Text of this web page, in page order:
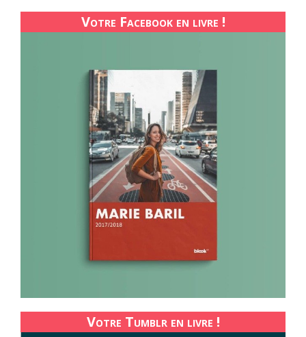
Votre Facebook en livre !
Votre Tumblr en livre !